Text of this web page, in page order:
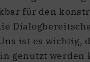
für den
ist es wichtig,
genutzt werden